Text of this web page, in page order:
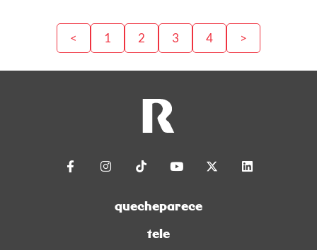
< 1 2 3 4 >
quecheparece
tele